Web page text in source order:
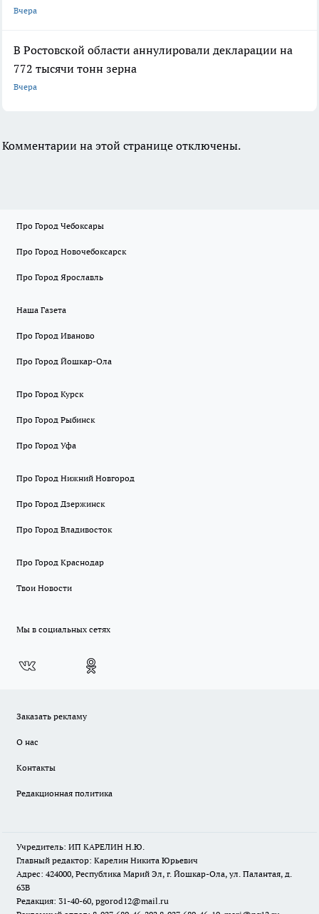
Вчера
В Ростовской области аннулировали декларации на
772 тысячи тонн зерна
Вчера
Комментарии на этой странице отключены.
Про Город Чебоксары
Про Город Новочебоксарск
Про Город Ярославль
Наша Газета
Про Город Иваново
Про Город Йошкар-Ола
Про Город Курск
Про Город Рыбинск
Про Город Уфа
Про Город Нижний Новгород
Про Город Дзержинск
Про Город Владивосток
Про Город Краснодар
Твои Новости
Мы в социальных сетях
Заказать рекламу
О нас
Контакты
Редакционная политика
Учредитель: ИП КАРЕЛИН Н.Ю.
Главный редактор: Карелин Никита Юрьевич
Адрес: 424000, Республика Марий Эл, г. Йошкар-Ола, ул. Палантая, д.
63В
Редакция: 31-40-60, pgorod12@mail.ru